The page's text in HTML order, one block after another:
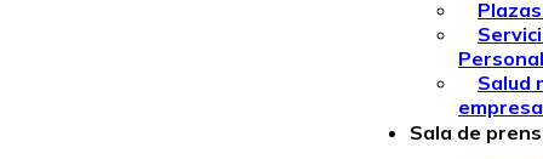
Personal
Salud
empresa
Sala de